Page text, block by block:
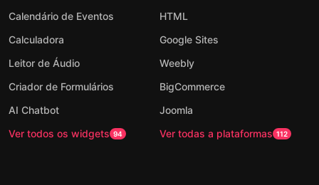
Calendário de Eventos
Calculadora
Leitor de Áudio
Criador de Formulários
AI Chatbot
Ver todos os widgets 94
HTML
Google Sites
Weebly
BigCommerce
Joomla
Ver todas a plataformas 112